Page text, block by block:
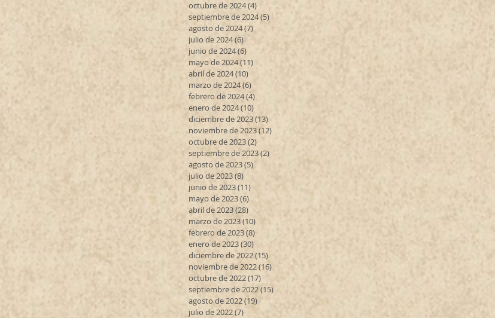
octubre de 2024(4) 4 entradas
septiembre de 2024(5)
agosto de 2024(7)
julio de 2024(6) 6 entradas
junio de 2024(6)
mayo de 2024(11) 11 entradas
abril de 2024(10)
marzo de 2024(6)
febrero de 2024(4)
enero de 2024(10)
diciembre de 2023(13) 13 entradas
noviembre de 2023(12)
octubre de 2023(2) 2 entradas
septiembre de 2023(2)
agosto de 2023(5)
julio de 2023(8)
junio de 2023(11) 11 entradas
mayo de 2023(6)
abril de 2023(28)
marzo de 2023(10) 10 entradas
febrero de 2023(8)
enero de 2023(30)
diciembre de 2022(15) 15 entradas
noviembre de 2022(16) 16 entradas
octubre de 2022(17) 17 entradas
septiembre de 2022(15) 15 entradas
agosto de 2022(19) 19 entradas
julio de 2022(7) 7 entradas